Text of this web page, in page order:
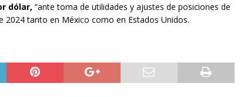
dólar, “ante toma de utilidades y ajustes de posiciones de
2024 tanto en México como en Estados Unidos.